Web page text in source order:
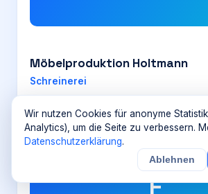
Möbelproduktion Holtmann
Schreinerei
Bornemannstraße, 13357 Berlin
F
Wir nutzen Cookies für anonyme
Analytics), um die Seite zu verbessern.
Datenschutzerklärung.
Ablehnen